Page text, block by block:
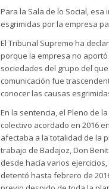
Para la Sala de lo Social,
esgrimidas por la empresa
El Tribunal Supremo ha
porque la empresa no
sociedades del grupo del
comunicación fue
conocer las causas
En la sentencia, el Pleno de
colectivo acordado en 2016
afectaba a la totalidad de la
trabajo de Badajoz, Don
desde hacía varios
detentó hasta febrero de